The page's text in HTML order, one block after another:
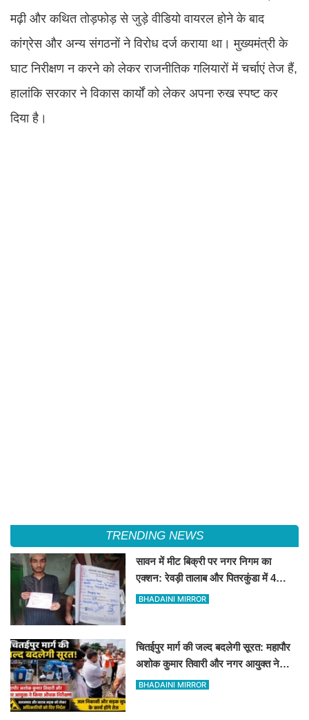
मढ़ी और कथित तोड़फोड़ से जुड़े वीडियो वायरल होने के बाद
कांग्रेस और अन्य संगठनों ने विरोध दर्ज कराया था। मुख्यमंत्री के
घाट निरीक्षण न करने को लेकर राजनीतिक गलियारों में चर्चाएं तेज हैं,
हालांकि सरकार ने विकास कार्यों को लेकर अपना रुख स्पष्ट कर
दिया है।
TRENDING NEWS
सावन में मीट बिक्री पर नगर निगम का
एक्शन: रेवड़ी तालाब और पितरकुंडा में 4
दुकानों पर गिरी गाज
BHADAINI MIRROR
चितईपुर मार्ग की जल्द बदलेगी सूरत: महापौर
अशोक कुमार तिवारी और नगर आयुक्त ने
किया औचक निरीक्षण
BHADAINI MIRROR